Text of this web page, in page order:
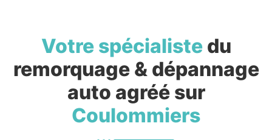
Votre spécialistedu
remorquage & dépannage
auto agréé sur
Coulommiers